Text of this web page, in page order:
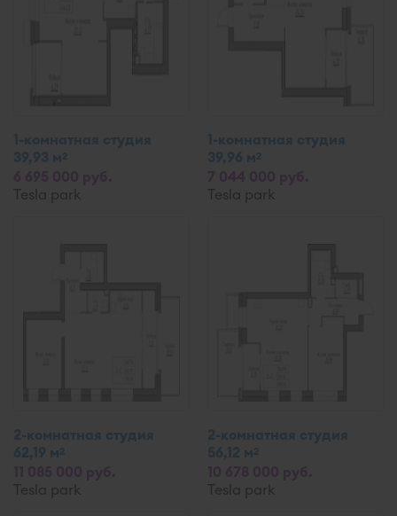
1-комнатная студия
39,93 м2
Tesla park
1-комнатная студия
39,96 м2
Tesla park
2-комнатная студия
62,19 м2
Tesla park
2-комнатная студия
56,12 м2
Tesla park